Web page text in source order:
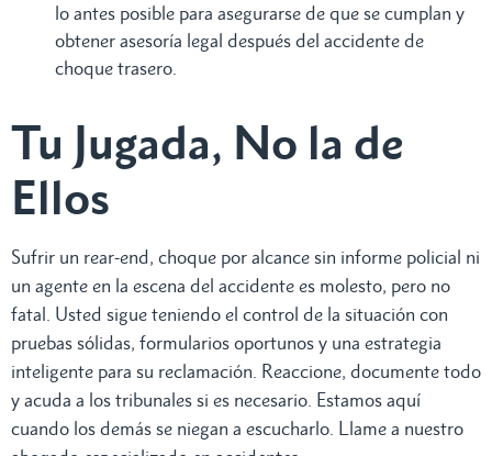
lo antes posible para asegurarse de que se cumplan y
obtener asesoría legal después del accidente de
choque trasero.
Tu Jugada, No la de
Ellos
Sufrir un rear-end, choque por alcance sin informe policial ni
un agente en la escena del accidente es molesto, pero no
fatal. Usted sigue teniendo el control de la situación con
pruebas sólidas, formularios oportunos y una estrategia
inteligente para su reclamación. Reaccione, documente todo
y acuda a los tribunales si es necesario. Estamos aquí
cuando los demás se niegan a escucharlo. Llame a nuestro